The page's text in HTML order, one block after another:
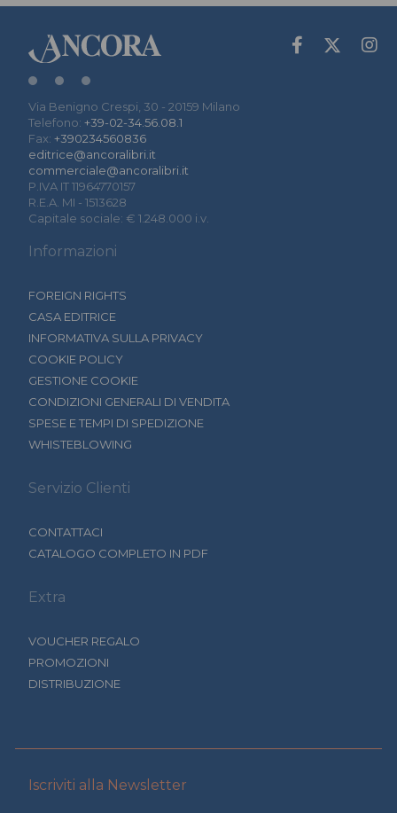
Via Benigno Crespi, 30 - 20159 Milano
Telefono: +39-02-34.56.08.1
Fax: +390234560836
editrice@ancoralibri.it
commerciale@ancoralibri.it
P.IVA IT 11964770157
R.E.A. MI - 1513628
Capitale sociale: € 1.248.000 i.v.
Informazioni
FOREIGN RIGHTS
CASA EDITRICE
INFORMATIVA SULLA PRIVACY
COOKIE POLICY
GESTIONE COOKIE
CONDIZIONI GENERALI DI VENDITA
SPESE E TEMPI DI SPEDIZIONE
WHISTEBLOWING
Servizio Clienti
CONTATTACI
CATALOGO COMPLETO IN PDF
Extra
VOUCHER REGALO
PROMOZIONI
DISTRIBUZIONE
Iscriviti alla Newsletter